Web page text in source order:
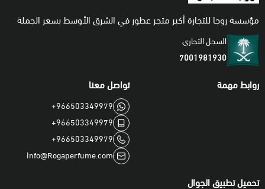
مؤسسة روجا للتجارة أكبر متجر عطور في الشرق الأوسط بسعر الجملة
السجل التجاري
7001981930
روابط مهمة تواصل معنا
+966503349979
+966503349979
+966503349979
Info@Rogaperfume.com
تحميل تطبيق الجوال